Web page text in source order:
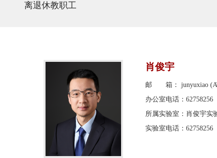
离退休教职工
肖俊宇
邮 箱： junyuxiao
办公室电话：62758256
所属实验室：肖俊宇实
实验室电话：62758256